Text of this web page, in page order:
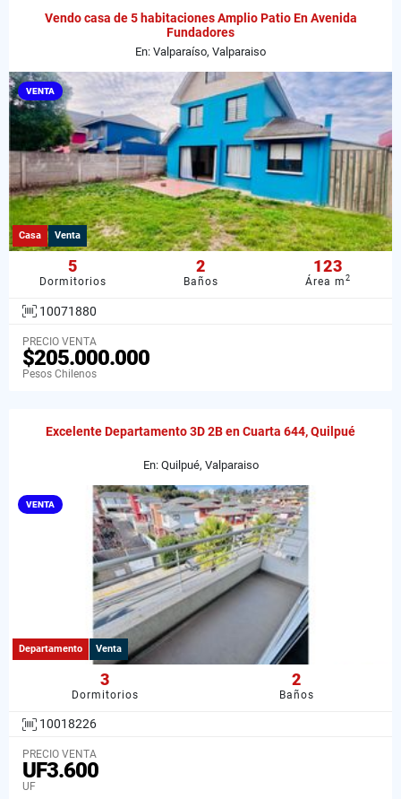
Vendo casa de 5 habitaciones Amplio Patio En Avenida
Fundadores
En: Valparaíso, Valparaiso
VENTA
Casa Venta
5
Dormitorios
2
Baños
123
Área m2
10071880
PRECIO VENTA
$205.000.000
Pesos Chilenos
Excelente Departamento 3D 2B en Cuarta 644, Quilpué
En: Quilpué, Valparaiso
VENTA
Departamento Venta
3
Dormitorios
2
Baños
10018226
PRECIO VENTA
UF3.600
UF